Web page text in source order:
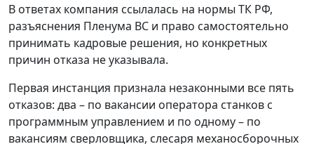
В ответах компания ссылалась на нормы ТК РФ,
разъяснения Пленума ВС и право самостоятельно
принимать кадровые решения, но конкретных
причин отказа не указывала.
Первая инстанция признала незаконными все пять
отказов: два – по вакансии оператора станков с
программным управлением и по одному – по
вакансиям сверловщика, слесаря механосборочных